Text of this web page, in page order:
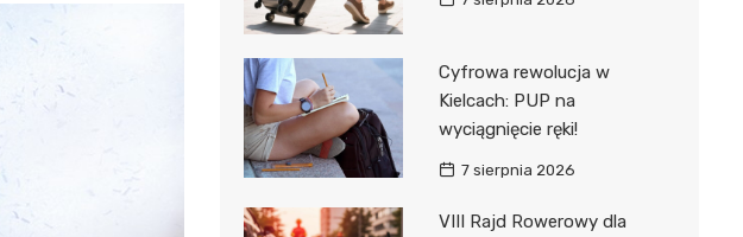
Cyfrowa rewolucja w
Kielcach: PUP na
wyciągnięcie ręki!
7 sierpnia 2026
VIII Rajd Rowerowy dla